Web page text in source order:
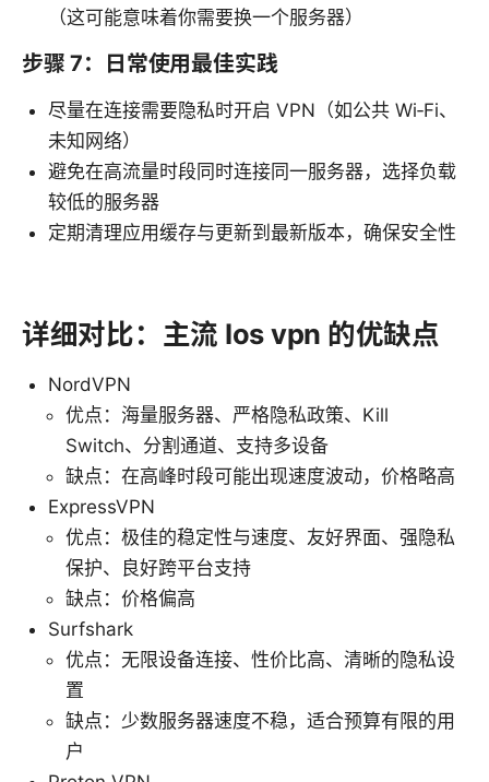
（这可能意味着你需要换一个服务器）
步骤 7：日常使用最佳实践
尽量在连接需要隐私时开启 VPN（如公共 Wi‑Fi、
未知网络）
避免在高流量时段同时连接同一服务器，选择负载
较低的服务器
定期清理应用缓存与更新到最新版本，确保安全性
详细对比：主流 Ios vpn 的优缺点
NordVPN
优点：海量服务器、严格隐私政策、Kill
Switch、分割通道、支持多设备
缺点：在高峰时段可能出现速度波动，价格略高
ExpressVPN
优点：极佳的稳定性与速度、友好界面、强隐私
保护、良好跨平台支持
缺点：价格偏高
Surfshark
优点：无限设备连接、性价比高、清晰的隐私设
置
缺点：少数服务器速度不稳，适合预算有限的用
户